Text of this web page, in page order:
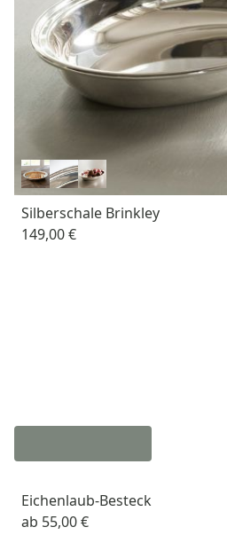
Silberschale Brinkley
149,00 €
Eichenlaub-Besteck
ab 55,00 €